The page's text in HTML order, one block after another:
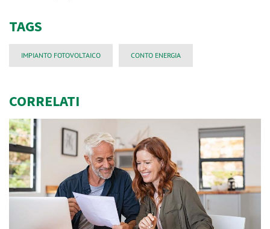
TAGS
IMPIANTO FOTOVOLTAICO CONTO ENERGIA
CORRELATI